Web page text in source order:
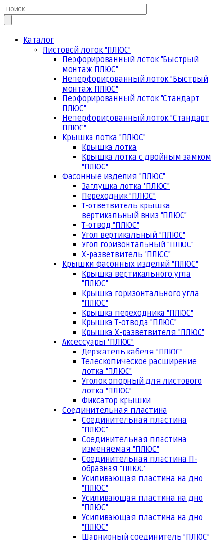
Каталог
Листовой лоток "ПЛЮС"
Перфорированный лоток "Быстрый
монтаж ПЛЮС"
Неперфорированный лоток "Быстрый
монтаж ПЛЮС"
Перфорированный лоток "Стандарт
ПЛЮС"
Неперфорированный лоток "Стандарт
ПЛЮС"
Крышка лотка "ПЛЮС"
Крышка лотка
Крышка лотка с двойным замком
"ПЛЮС"
Фасонные изделия "ПЛЮС"
Заглушка лотка "ПЛЮС"
Переходник "ПЛЮС"
Т-ответвитель крышка
вертикальный вниз "ПЛЮС"
Т-отвод "ПЛЮС"
Угол вертикальный "ПЛЮС"
Угол горизонтальный "ПЛЮС"
Х-разветвитель "ПЛЮС"
Крышки фасонных изделий "ПЛЮС"
Крышка вертикального угла
"ПЛЮС"
Крышка горизонтального угла
"ПЛЮС"
Крышка переходника "ПЛЮС"
Крышка Т-отвода "ПЛЮС"
Крышка Х-разветвителя "ПЛЮС"
Аксессуары "ПЛЮС"
Держатель кабеля "ПЛЮС"
Телескопическое расширение
лотка "ПЛЮС"
Уголок опорный для листового
лотка "ПЛЮС"
Фиксатор крышки
Соединительная пластина
Соединительная пластина
"ПЛЮС"
Соединительная пластина
изменяемая "ПЛЮС"
Соединительная пластина П-
образная "ПЛЮС"
Усиливающая пластина на дно
"ПЛЮС"
Усиливающая пластина на дно
"ПЛЮС"
Усиливающая пластина на дно
"ПЛЮС"
Шарнирный соединитель "ПЛЮС"